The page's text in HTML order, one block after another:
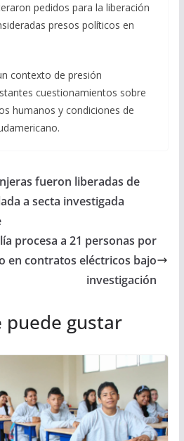
pedidos para la liberación
presos políticos en
contexto de presión
cuestionamientos sobre
humanos y condiciones de
fueron liberadas de
a secta investigada
procesa a 21 personas por
en contratos eléctricos bajo
investigación
puede gustar